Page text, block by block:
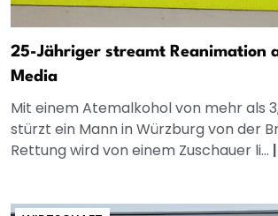
25-Jähriger streamt Reanimation
Media
Mit einem Atemalkohol von mehr als
stürzt ein Mann in Würzburg von der
Rettung wird von einem Zuschauer li... |